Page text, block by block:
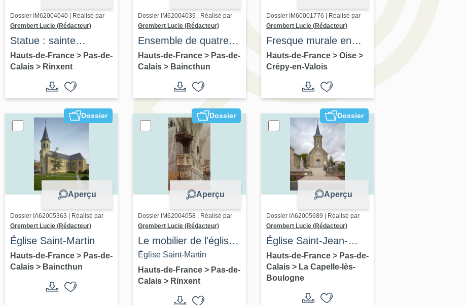
Dossier IM62004040 | Réalisé par
Grembert Lucie (Rédacteur)
Statue : sainte
Wilgeforte
Hauts-de-France > Pas-de-
Calais > Rinxent
Dossier IM62004039 | Réalisé par
Grembert Lucie (Rédacteur)
Ensemble de quatre
tableaux : les quatre
Évangélistes
Hauts-de-France > Pas-de-
Calais > Baincthun
Dossier IM60001776 | Réalisé par
Grembert Lucie (Rédacteur)
Fresque murale en
marqueterie d'ardoise,
roches et miroirs
Hauts-de-France > Oise >
Crépy-en-Valois
Dossier
Aperçu
Dossier IA62005363 | Réalisé par
Grembert Lucie (Rédacteur)
Église Saint-Martin
Hauts-de-France > Pas-de-
Calais > Baincthun
Dossier
Aperçu
Dossier IM62004058 | Réalisé par
Grembert Lucie (Rédacteur)
Le mobilier de l'église
Saint-Martin
Église Saint-Martin
Hauts-de-France > Pas-de-
Calais > Rinxent
Dossier
Aperçu
Dossier IA62005689 | Réalisé par
Grembert Lucie (Rédacteur)
Église Saint-Jean-
Baptiste et son
cimetière
Hauts-de-France > Pas-de-
Calais > La Capelle-lès-
Boulogne